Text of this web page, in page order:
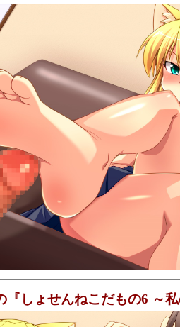
『しょせんねこだもの6 ～